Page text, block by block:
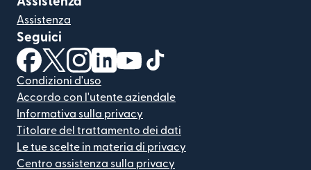
Assistenza
Seguici
(si apre in una nuova finestra)
(si apre in una nuova finestra)
(si apre in una nuova finestra)
(si apre in una nuova finestra)
(si apre in una nuova finestra)
Condizioni d'uso
Accordo con l'utente aziendale
Informativa sulla privacy
Titolare del trattamento dei dati
Le tue scelte in materia di privacy
Centro assistenza sulla privacy